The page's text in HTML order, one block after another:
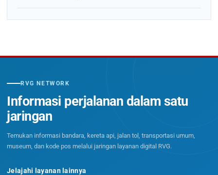
RVG NETWORK
Informasi perjalanan dalam satu
jaringan
Temukan informasi bandara, kereta api, jalan tol, transportasi umum,
museum, dan kode pos melalui jaringan layanan digital RVG.
Jelajahi layanan lainnya